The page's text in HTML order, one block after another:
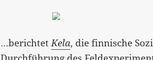
…berichtetKela, die finnische